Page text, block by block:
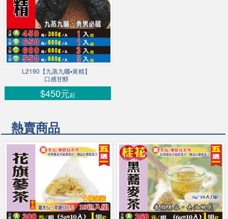
L2190【九蒸九曬▪黃精】
口感甘醇
$450元起
熱賣商品